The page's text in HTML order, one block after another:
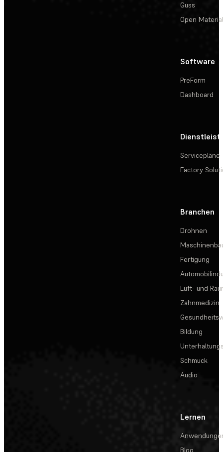
Guss
Open
Software
PreForm
Dashboard
Servicepläne
Factory
Branchen
Drohnen
Fertigung
Luft- und
Zahnmedizin
Bildung
Schmuck
Audio
Lernen
Blog